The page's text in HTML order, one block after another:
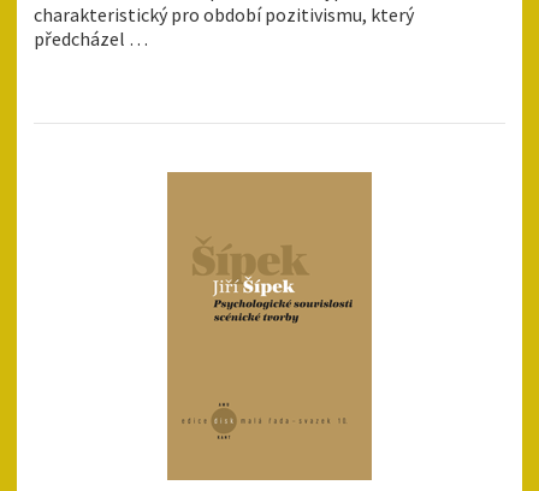
charakteristický pro období pozitivismu, který
předcházel …